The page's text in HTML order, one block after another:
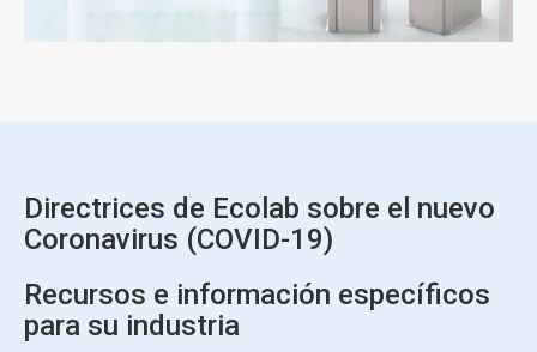
Directrices de Ecolab sobre el nuevo
Coronavirus (COVID-19)
Recursos e información específicos
para su industria